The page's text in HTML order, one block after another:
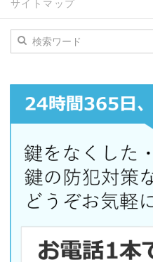
サイトマップ